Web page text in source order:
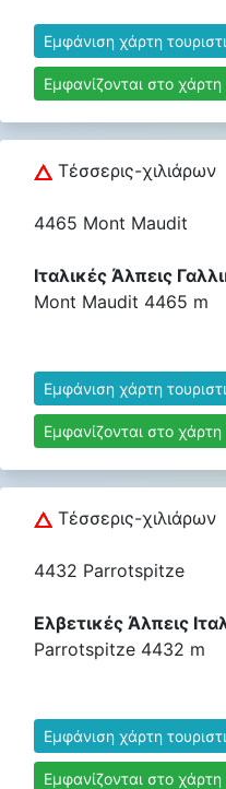
Εμφάνιση χάρτη
Εμφανίζονται στο χάρτη
Τέσσερις-χιλιάρων
4465 Mont Maudit
Ιταλικές Άλπεις
Mont Maudit 4465 m
Εμφάνιση χάρτη
Εμφανίζονται στο χάρτη
Τέσσερις-χιλιάρων
4432 Parrotspitze
Ελβετικές Άλπεις
Parrotspitze 4432 m
Εμφάνιση χάρτη
Εμφανίζονται στο χάρτη